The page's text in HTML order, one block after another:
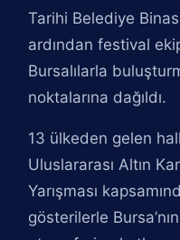
Tarihi Belediye
ardından festival
Bursalılarla
noktalarına dağıldı.
13 ülkeden gelen
Uluslararası Altın
Yarışması
gösterilerle